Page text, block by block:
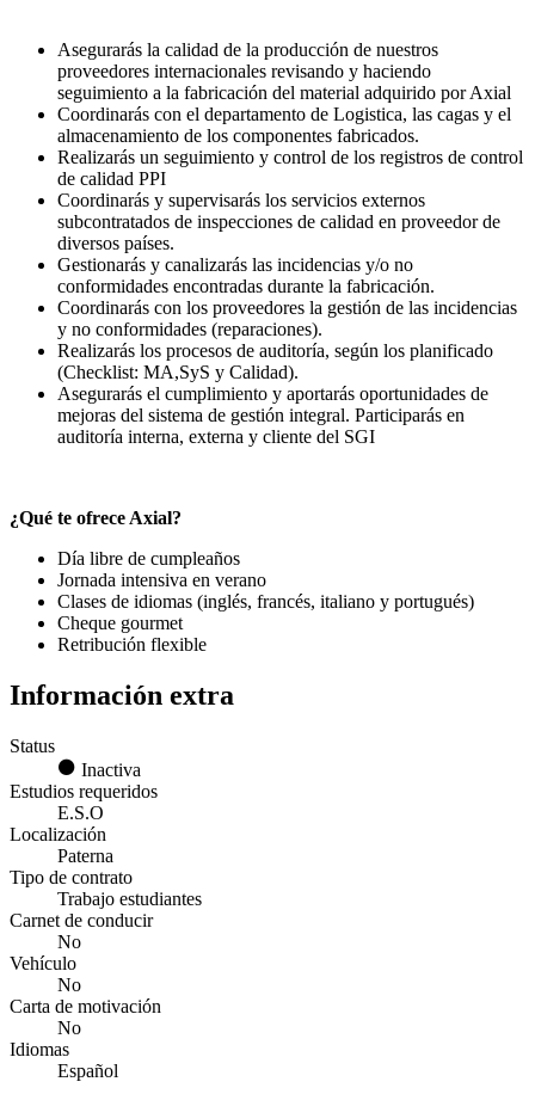
Asegurarás la calidad de la producción de nuestros
proveedores internacionales revisando y haciendo
seguimiento a la fabricación del material adquirido por Axial
Coordinarás con el departamento de Logistica, las cagas y el
almacenamiento de los componentes fabricados.
Realizarás un seguimiento y control de los registros de control
de calidad PPI
Coordinarás y supervisarás los servicios externos
subcontratados de inspecciones de calidad en proveedor de
diversos países.
Gestionarás y canalizarás las incidencias y/o no
conformidades encontradas durante la fabricación.
Coordinarás con los proveedores la gestión de las incidencias
y no conformidades (reparaciones).
Realizarás los procesos de auditoría, según los planificado
(Checklist: MA,SyS y Calidad).
Asegurarás el cumplimiento y aportarás oportunidades de
mejoras del sistema de gestión integral. Participarás en
auditoría interna, externa y cliente del SGI
¿Qué te ofrece Axial?
Día libre de cumpleaños
Jornada intensiva en verano
Clases de idiomas (inglés, francés, italiano y portugués)
Cheque gourmet
Retribución flexible
Información extra
Status
Inactiva
Estudios requeridos
E.S.O
Localización
Paterna
Tipo de contrato
Trabajo estudiantes
Carnet de conducir
No
Vehículo
No
Carta de motivación
No
Idiomas
Español